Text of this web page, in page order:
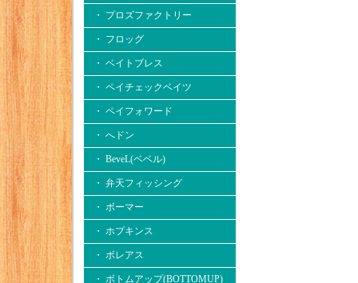
・ プロズファクトリー
・ フロッグ
・ ベイトブレス
・ ペイチェックベイツ
・ ペイフォワード
・ へドン
・ BeveL(ベベル)
・ 弁天フィッシング
・ ボーマー
・ ホプキンス
・ ボレアス
・ ボトムアップ(BOTTOMUP)